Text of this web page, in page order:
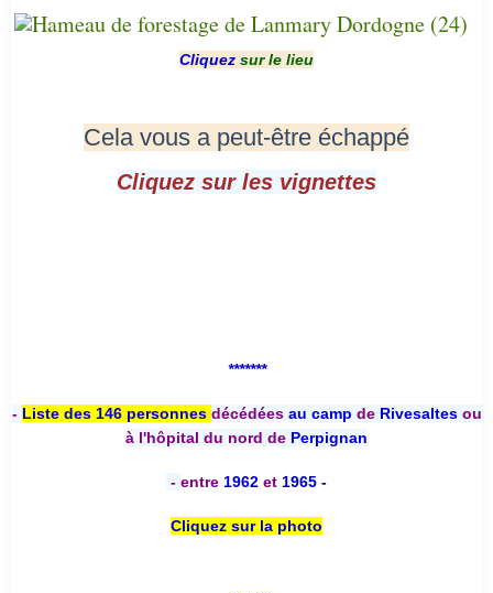
Cliquez sur le lieu
Cela vous a peut-être échappé
Cliquez sur les vignettes
*******
- Liste des 146 personnes décédées au camp deRivesaltesou
à l'hôpital du nord de Perpignan
- entre 1962 et 1965 -
Cliquez sur la photo